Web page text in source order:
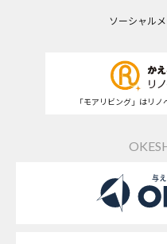
ソーシャル
「モアリビング」はリ